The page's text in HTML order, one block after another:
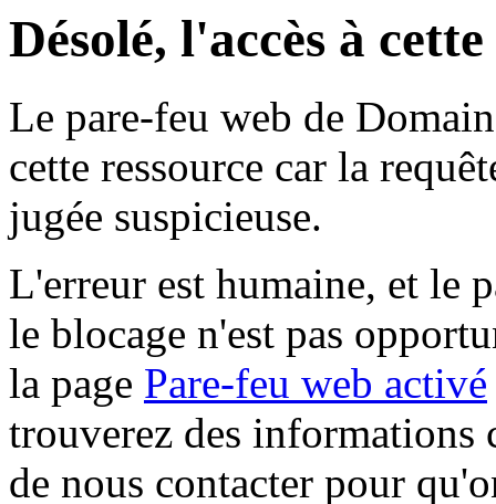
Désolé, l'accès à
Le pare-feu web de
cette ressource car la
jugée suspicieuse.
L'erreur est humaine, et le
le blocage n'est pas
la page Pare-feu web activé
trouverez des informations
de nous contacter pour